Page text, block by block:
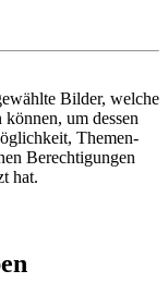
Bilder, welche
um dessen
Themen-
Berechtigungen
hat.